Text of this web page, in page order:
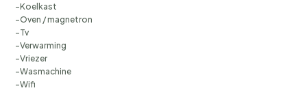
Koelkast
Oven / magnetron
Tv
Verwarming
Vriezer
Wasmachine
Wifi